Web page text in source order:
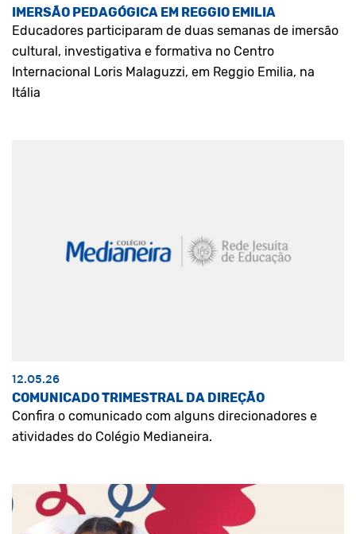
IMERSÃO PEDAGÓGICA EM REGGIO EMILIA
Educadores participaram de duas semanas de imersão
cultural, investigativa e formativa no Centro
Internacional Loris Malaguzzi, em Reggio Emilia, na
Itália
12.05.26
COMUNICADO TRIMESTRAL DA DIREÇÃO
Confira o comunicado com alguns direcionadores e
atividades do Colégio Medianeira.